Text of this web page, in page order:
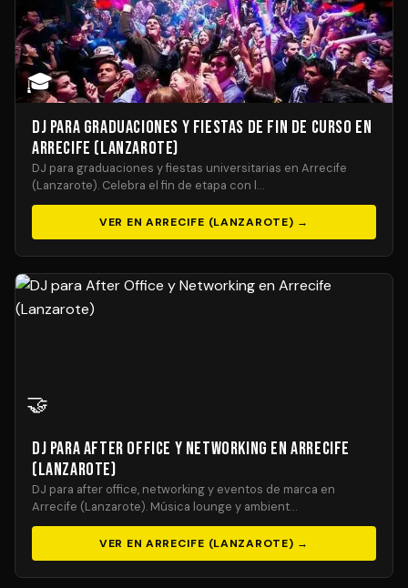
🎓
DJ para Graduaciones y Fiestas de Fin de Curso en
Arrecife (Lanzarote)
DJ para graduaciones y fiestas universitarias en Arrecife
(Lanzarote). Celebra el fin de etapa con l…
VER EN ARRECIFE (LANZAROTE) →
🤝
DJ para After Office y Networking en Arrecife
(Lanzarote)
DJ para after office, networking y eventos de marca en
Arrecife (Lanzarote). Música lounge y ambient…
VER EN ARRECIFE (LANZAROTE) →